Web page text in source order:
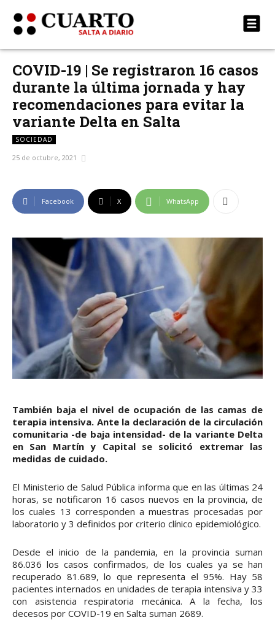
COVID-19 | Se registraron 16 casos
durante la última jornada y hay
recomendaciones para evitar la
variante Delta en Salta
SOCIEDAD
25 de octubre, 2021
Facebook X WhatsApp
También baja el nivel de ocupación de las camas de
terapia intensiva. Ante la declaración de la circulación
comunitaria -de baja intensidad- de la variante Delta
en San Martín y Capital se solicitó extremar las
medidas de cuidado.
El Ministerio de Salud Pública informa que en las últimas 24
horas, se notificaron 16 casos nuevos en la provincia, de
los cuales 13 corresponden a muestras procesadas por
laboratorio y 3 definidos por criterio clínico epidemiológico.
Desde el inicio de la pandemia, en la provincia suman
86.036 los casos confirmados, de los cuales ya se han
recuperado 81.689, lo que representa el 95%. Hay 58
pacientes internados en unidades de terapia intensiva y 33
con asistencia respiratoria mecánica. A la fecha, los
decesos por COVID-19 en Salta suman 2689.